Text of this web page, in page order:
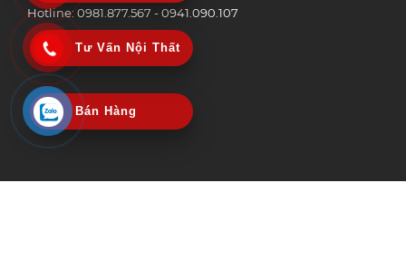
Hotline: 0981.877.567 - 0941.090.107
Tư Vấn Nội Thất
Bán Hàng